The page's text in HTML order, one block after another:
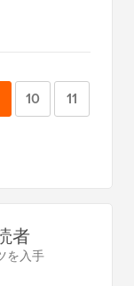
ペ
10
ペ
11
者
を入手